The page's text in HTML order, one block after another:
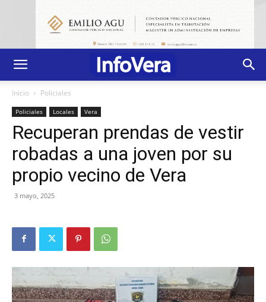
Inicio Policiales
Policiales Locales Vera
Recuperan prendas de vestir
robadas a una joven por su
propio vecino de Vera
3 mayo, 2025